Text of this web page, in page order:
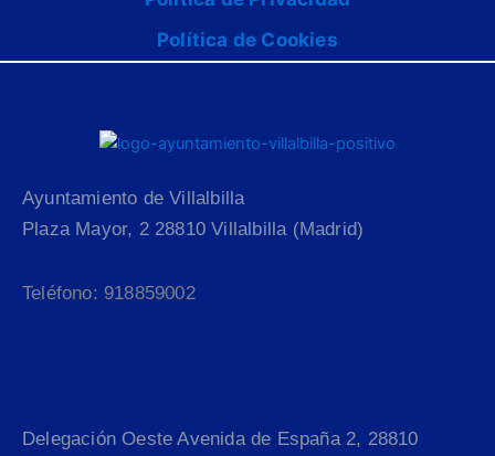
Política de Cookies
Ayuntamiento de Villalbilla
Plaza Mayor, 2 28810 Villalbilla (Madrid)
Teléfono: 918859002
Delegación Oeste Avenida de España 2, 28810